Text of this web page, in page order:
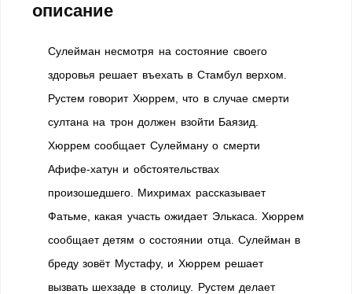
описание
Сулейман несмотря на состояние своего
здоровья решает въехать в Стамбул верхом.
Рустем говорит Хюррем, что в случае смерти
султана на трон должен взойти Баязид.
Хюррем сообщает Сулейману о смерти
Афифе-хатун и обстоятельствах
произошедшего. Михримах рассказывает
Фатьме, какая участь ожидает Элькаса. Хюррем
сообщает детям о состоянии отца. Сулейман в
бреду зовёт Мустафу, и Хюррем решает
вызвать шехзаде в столицу. Рустем делает